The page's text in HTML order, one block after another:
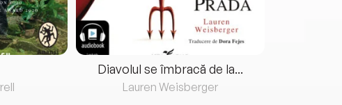
Diavolul se îmbracă de la...
Lauren Weisberger